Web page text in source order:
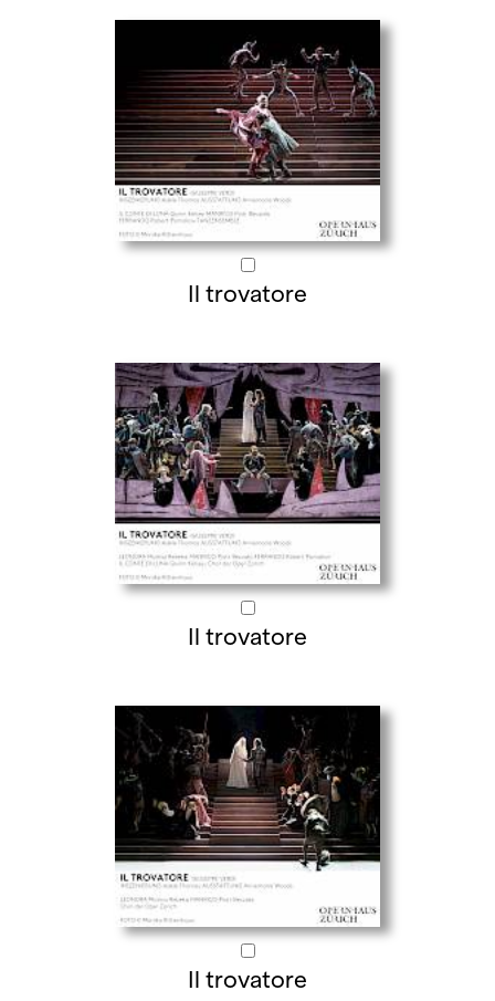
Il trovatore
Il trovatore
Il trovatore